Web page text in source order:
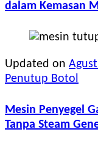
dalam Kemasan
Updated on
Penutup Botol
Mesin Penyegel
Tanpa Steam